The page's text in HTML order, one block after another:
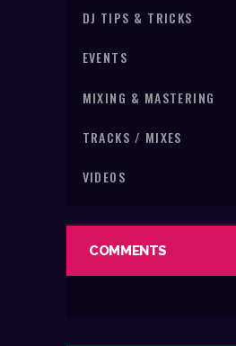
DJ TIPS & TRICKS
EVENTS
MIXING & MASTERING
TRACKS / MIXES
VIDEOS
COMMENTS